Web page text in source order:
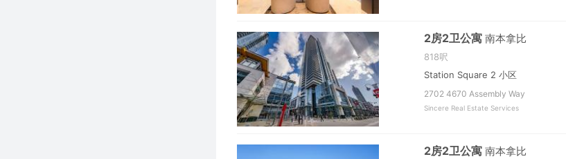
2房2卫公寓 南本拿比
818呎
Station Square 2 小区
2702 4670 Assembly Way
Sincere Real Estate Services
2房2卫公寓 南本拿比